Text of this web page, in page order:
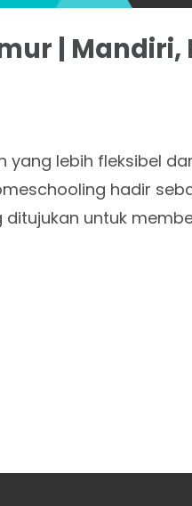
| Mandiri,
lebih fleksibel
hadir
untuk